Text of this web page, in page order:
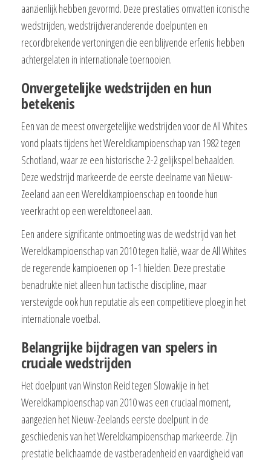
aanzienlijk hebben gevormd. Deze prestaties omvatten iconische
wedstrijden, wedstrijdveranderende doelpunten en
recordbrekende vertoningen die een blijvende erfenis hebben
achtergelaten in internationale toernooien.
Onvergetelijke wedstrijden en hun
betekenis
Een van de meest onvergetelijke wedstrijden voor de All Whites
vond plaats tijdens het Wereldkampioenschap van 1982 tegen
Schotland, waar ze een historische 2-2 gelijkspel behaalden.
Deze wedstrijd markeerde de eerste deelname van Nieuw-
Zeeland aan een Wereldkampioenschap en toonde hun
veerkracht op een wereldtoneel aan.
Een andere significante ontmoeting was de wedstrijd van het
Wereldkampioenschap van 2010 tegen Italië, waar de All Whites
de regerende kampioenen op 1-1 hielden. Deze prestatie
benadrukte niet alleen hun tactische discipline, maar
verstevigde ook hun reputatie als een competitieve ploeg in het
internationale voetbal.
Belangrijke bijdragen van spelers in
cruciale wedstrijden
Het doelpunt van Winston Reid tegen Slowakije in het
Wereldkampioenschap van 2010 was een cruciaal moment,
aangezien het Nieuw-Zeelands eerste doelpunt in de
geschiedenis van het Wereldkampioenschap markeerde. Zijn
prestatie belichaamde de vastberadenheid en vaardigheid van